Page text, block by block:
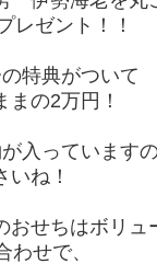
レゼント！！
特典がついて
まの2万円！
入っています
いね！
おせちはボリュ
わせで、